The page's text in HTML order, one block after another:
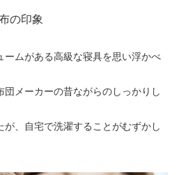
の印象
ームがある高級な寝具を思い浮かべ
団メーカーの昔ながらのしっかりし
、自宅で洗濯することがむずかし